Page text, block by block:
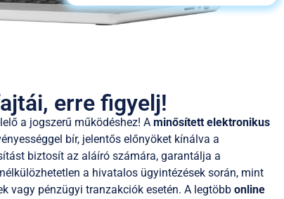
erre figyelj!
a jogszerű működéshez! Aminősített elektronikus
bír, jelentős előnyöket kínálva a
biztosít az aláíró számára, garantálja a
a hivatalos ügyintézések során, mint
vagy pénzügyi tranzakciók esetén. A legtöbb online